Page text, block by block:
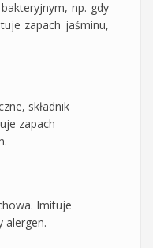
np. gdy
zapach jaśminu,
składnik
zapach
Imituje
alergen.